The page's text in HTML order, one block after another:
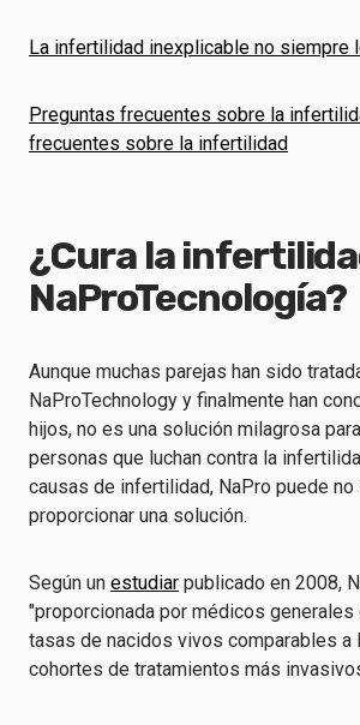
La infertilidad inexplicable no siempre
Preguntas frecuentes sobre la
frecuentes sobre la infertilidad
¿Cura la
NaProTecnología?
Aunque muchas parejas han sido
NaProTechnology y finalmente han
hijos, no es una solución milagrosa
personas que luchan contra la
causas de infertilidad, NaPro puede
proporcionar una solución.
Según un estudiar publicado en 2008,
"proporcionada por médicos
tasas de nacidos vivos comparables
cohortes de tratamientos más